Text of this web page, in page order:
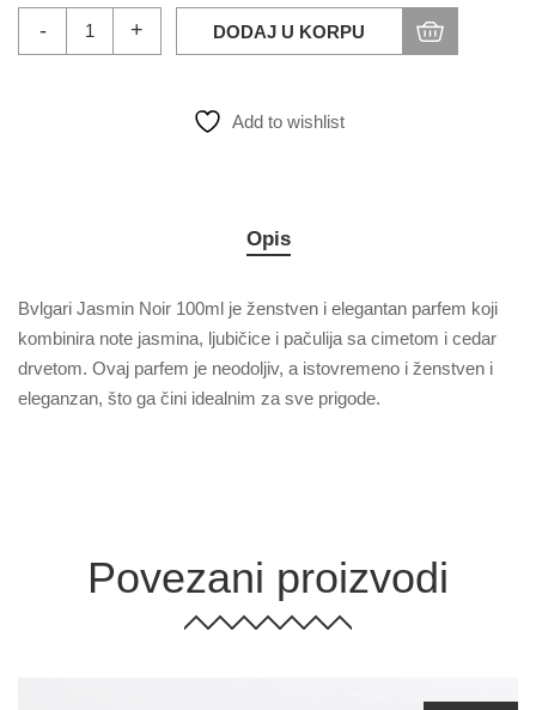
DODAJ U KORPU
Add to wishlist
Opis
Bvlgari Jasmin Noir 100ml je ženstven i elegantan parfem koji
kombinira note jasmina, ljubičice i pačulija sa cimetom i cedar
drvetom. Ovaj parfem je neodoljiv, a istovremeno i ženstven i
eleganzan, što ga čini idealnim za sve prigode.
Povezani proizvodi